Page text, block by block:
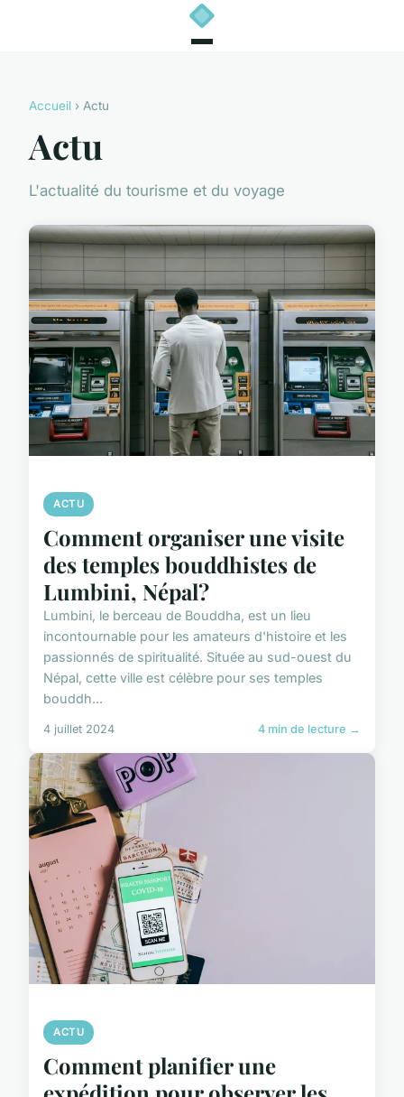
Accueil › Actu
Actu
L'actualité du tourisme et du voyage
ACTU
Comment organiser une visite
des temples bouddhistes de
Lumbini, Népal?
Lumbini, le berceau de Bouddha, est un lieu
incontournable pour les amateurs d'histoire et les
passionnés de spiritualité. Située au sud-ouest du
Népal, cette ville est célèbre pour ses temples
bouddh...
4 juillet 2024 4 min de lecture →
ACTU
Comment planifier une